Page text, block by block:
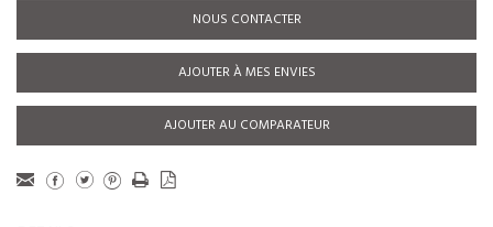
NOUS CONTACTER
AJOUTER À MES ENVIES
AJOUTER AU COMPARATEUR